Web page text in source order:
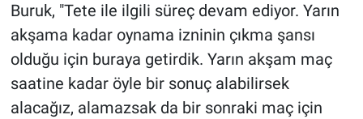
Buruk, "Tete ile ilgili süreç devam ediyor. Yarın
akşama kadar oynama izninin çıkma şansı
olduğu için buraya getirdik. Yarın akşam maç
saatine kadar öyle bir sonuç alabilirsek
alacağız, alamazsak da bir sonraki maç için